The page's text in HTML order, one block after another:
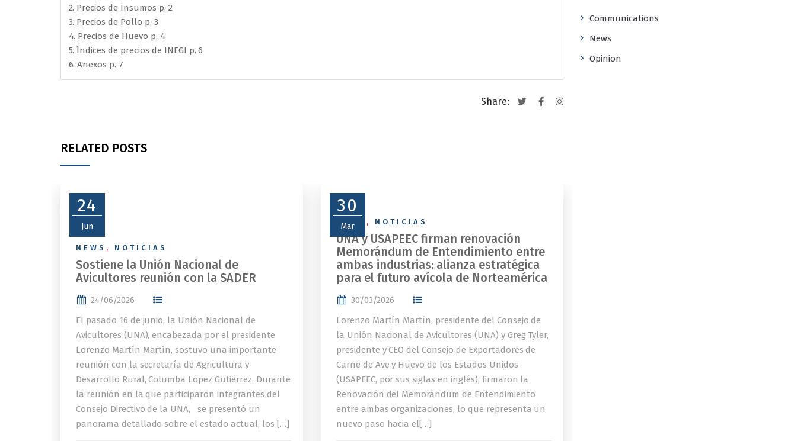
2. Precios de Insumos p. 2
3. Precios de Pollo p. 3
4. Precios de Huevo p. 4
5. Índices de precios de INEGI p. 6
6. Anexos p. 7
Share:
RELATED POSTS
24
Jun
NEWS , NOTICIAS
Sostiene la Unión Nacional de
Avicultores reunión con la SADER
24/06/2026
El pasado 16 de junio, la Unión Nacional de
Avicultores (UNA), encabezada por el presidente
Lorenzo Martín Martín, sostuvo una importante
reunión con la secretaría de Agricultura y
Desarrollo Rural, Columba López Gutiérrez. Durante
la reunión en la que participaron integrantes del
Consejo Directivo de la UNA, se presentó un
panorama detallado sobre el estado actual, los […]
30
Mar
NEWS , NOTICIAS
UNA y USAPEEC firman renovación
Memorándum de Entendimiento entre
ambas industrias: alianza estratégica
para el futuro avícola de Norteamérica
30/03/2026
Lorenzo Martín Martín, presidente del Consejo de
la Unión Nacional de Avicultores (UNA) y Greg Tyler,
presidente y CEO del Consejo de Exportadores de
Carne de Ave y Huevo de los Estados Unidos
(USAPEEC, por sus siglas en inglés), firmaron la
Renovación del Memorándum de Entendimiento
entre ambas organizaciones, lo que representa un
nuevo paso hacia el[…]
Communications
News
Opinion